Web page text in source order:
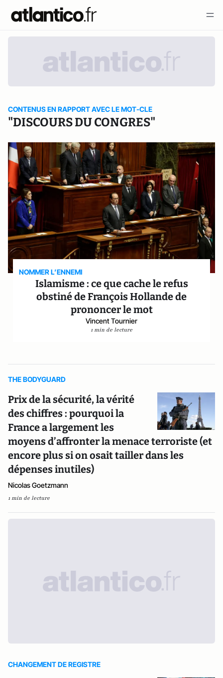
CONTENUS EN RAPPORT AVEC LE MOT-CLE
"DISCOURS DU CONGRES"
NOMMER L’ENNEMI
Islamisme : ce que cache le refus
obstiné de François Hollande de
prononcer le mot
Vincent Tournier
1 min de lecture
THE BODYGUARD
Prix de la sécurité, la vérité
des chiffres : pourquoi la
France a largement les
moyens d’affronter la menace terroriste (et
encore plus si on osait tailler dans les
dépenses inutiles)
Nicolas Goetzmann
1 min de lecture
CHANGEMENT DE REGISTRE